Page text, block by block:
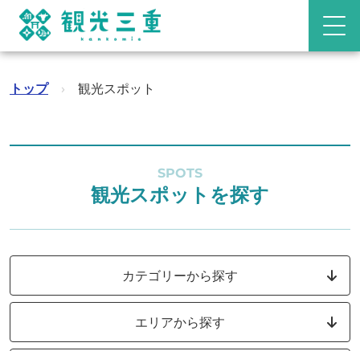
トップ › 観光スポット
SPOTS
観光スポットを探す
カテゴリーから探す
エリアから探す